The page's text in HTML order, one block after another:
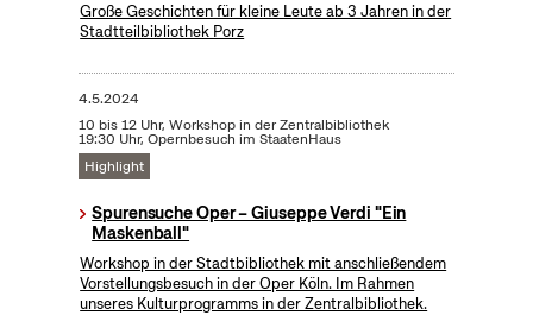
Große Geschichten für kleine Leute ab 3 Jahren in der
Stadtteilbibliothek Porz
4.5.2024
10 bis 12 Uhr, Workshop in der Zentralbibliothek
19:30 Uhr, Opernbesuch im StaatenHaus
Highlight
Spurensuche Oper – Giuseppe Verdi "Ein
Maskenball"
Workshop in der Stadtbibliothek mit anschließendem
Vorstellungsbesuch in der Oper Köln. Im Rahmen
unseres Kulturprogramms in der Zentralbibliothek.